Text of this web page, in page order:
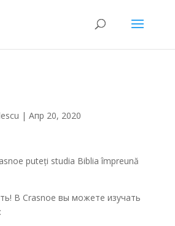
| Апр 20, 2020
puteți studia Biblia împreună
В Crasnoe вы можете изучать